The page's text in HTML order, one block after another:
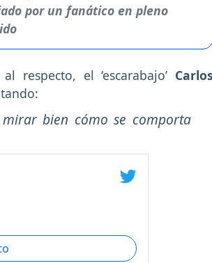
por un fanático en pleno
respecto, el ‘escarabajo’ Carlos
mirar bien cómo se comporta